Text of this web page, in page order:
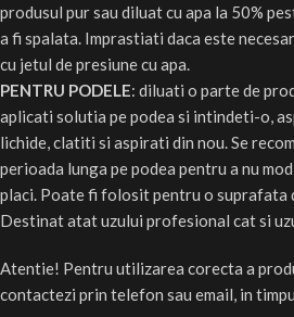
produsul pur sau diluat cu apa la 50%
a fi spalata. Imprastiati daca este
cu jetul de presiune cu apa.
PENTRU PODELE: diluati o parte de
aplicati solutia pe podea si intindeti-o,
lichide, clatiti si aspirati din nou. Se
perioada lunga pe podea pentru a nu
placi. Poate fi folosit pentru o suprafata
Destinat atat uzului profesional cat si
Atentie! Pentru utilizarea corecta a
contactezi prin telefon sau email, in